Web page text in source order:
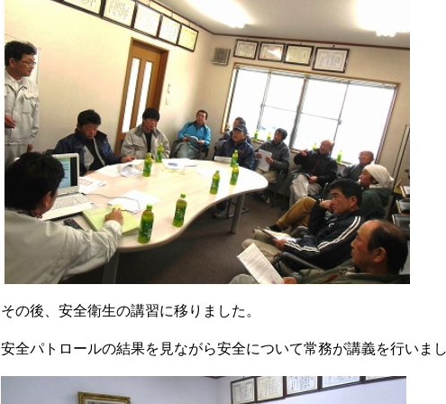
その後、安全衛生の講習に移りました。
安全パトロールの結果を見ながら安全について常務が講義を行いま